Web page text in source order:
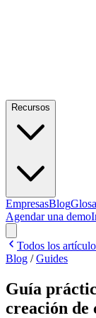
Recursos
EmpresasBlog
Agendar una demo
Todos los
Blog /Guides
Guía
creación de